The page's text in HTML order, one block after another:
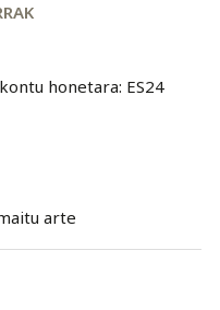
honetara: ES24
arte